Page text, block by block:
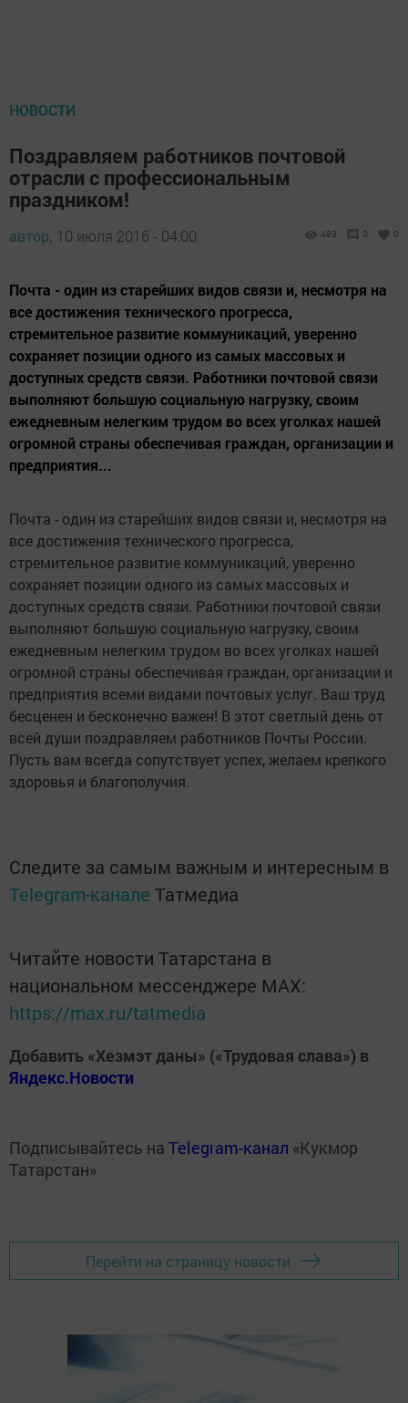
НОВОСТИ
Поздравляем работников почтовой
отрасли с профессиональным
праздником!
автор, 10 июля 2016 - 04:00 489 0 0
Почта - один из старейших видов связи и, несмотря на
все достижения технического прогресса,
стремительное развитие коммуникаций, уверенно
сохраняет позиции одного из самых массовых и
доступных средств связи. Работники почтовой связи
выполняют большую социальную нагрузку, своим
ежедневным нелегким трудом во всех уголках нашей
огромной страны обеспечивая граждан, организации и
предприятия...
Почта - один из старейших видов связи и, несмотря на
все достижения технического прогресса,
стремительное развитие коммуникаций, уверенно
сохраняет позиции одного из самых массовых и
доступных средств связи. Работники почтовой связи
выполняют большую социальную нагрузку, своим
ежедневным нелегким трудом во всех уголках нашей
огромной страны обеспечивая граждан, организации и
предприятия всеми видами почтовых услуг. Ваш труд
бесценен и бесконечно важен! В этот светлый день от
всей души поздравляем работников Почты России.
Пусть вам всегда сопутствует успех, желаем крепкого
здоровья и благополучия.
Следите за самым важным и интересным в
Telegram-канале Татмедиа
Читайте новости Татарстана в
национальном мессенджере MАХ:
https://max.ru/tatmedia
Добавить «Хезмэт даны» («Трудовая слава») в
Яндекс.Новости
Подписывайтесь на Telegram-канал «Кукмор
Татарстан»
Перейти на страницу новости